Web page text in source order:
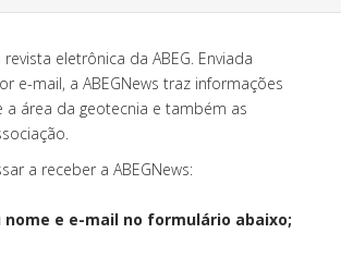
revista eletrônica da ABEG. Enviada
e-mail, a ABEGNews traz informações
a área da geotecnia e também as
a receber a ABEGNews:
nome e e-mail no formulário abaixo;